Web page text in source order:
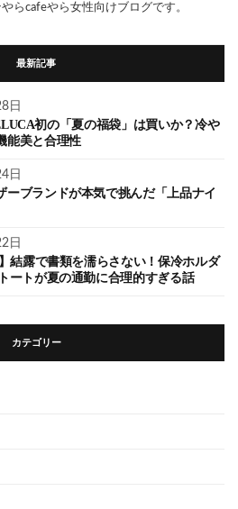
らcafeやら女性向けブログです。
最新記事
日
初の「夏の福袋」は買いか？冷や
能美と合理性
日
ーブランドが本気で挑んだ「上品ナイ
日
結露で書類を濡らさない！保冷ホルダ
ートが夏の通勤に合理的すぎる話
カテゴリー